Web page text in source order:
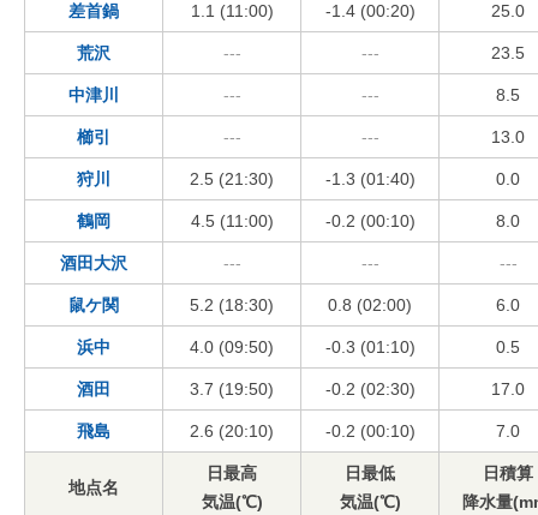
差首鍋 1.1 (11:00) -1.4 (00:20) 25.0
荒沢 --- --- 23.5
中津川 --- --- 8.5
櫛引 --- --- 13.0
狩川 2.5 (21:30) -1.3 (01:40) 0.0
鶴岡 4.5 (11:00) -0.2 (00:10) 8.0
酒田大沢 --- --- ---
鼠ケ関 5.2 (18:30) 0.8 (02:00) 6.0
浜中 4.0 (09:50) -0.3 (01:10) 0.5
酒田 3.7 (19:50) -0.2 (02:30) 17.0
飛島 2.6 (20:10) -0.2 (00:10) 7.0
地点名
日最高
気温(℃)
日最低
気温(℃)
日積算
降水量